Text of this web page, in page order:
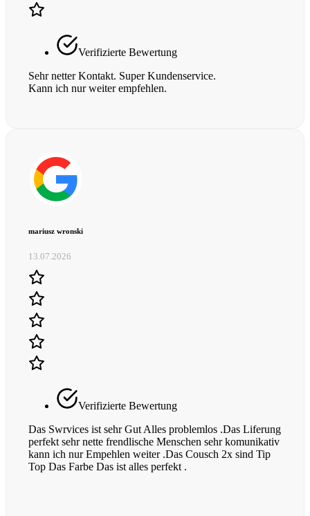
Verifizierte Bewertung
Sehr netter Kontakt. Super Kundenservice.
Kann ich nur weiter empfehlen.
mariusz wronski
13.07.2026
Verifizierte Bewertung
Das Swrvices ist sehr Gut Alles problemlos .Das Liferung
perfekt sehr nette frendlische Menschen sehr komunikativ
kann ich nur Empehlen weiter .Das Cousch 2x sind Tip
Top Das Farbe Das ist alles perfekt .